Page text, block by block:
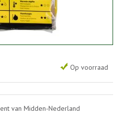
Op voorraad
van Midden-Nederland